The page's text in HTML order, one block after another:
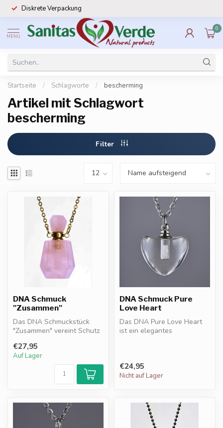
Diskrete Verpackung
MENU
0
Startseite / Schlagworte / bescherming
Artikel mit Schlagwort
bescherming
Filter
DNA Schmuck
"Zusammen"
Das DNA Schmuckstück
"Zusammen" vereint Schutz
Granulat ...
€27,95
Auf Lager
DNA Schmuck Pure
Love Heart
Das DNA Pure Love Heart
ist ein elegantes
€24,95
Nicht auf Lager